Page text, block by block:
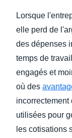
Lorsque
elle perd de
des dépenses
temps de
engagés et
où des
incorrectement
utilisées pour
les cotisations